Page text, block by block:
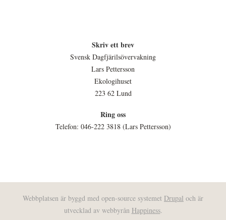
Skriv ett brev
Svensk Dagfjärilsövervakning
Lars Pettersson
Ekologihuset
223 62 Lund
Ring oss
Telefon: 046-222 3818 (Lars Pettersson)
Webbplatsen är byggd med open-source systemet Drupal och är
utvecklad av webbyrån Happiness.